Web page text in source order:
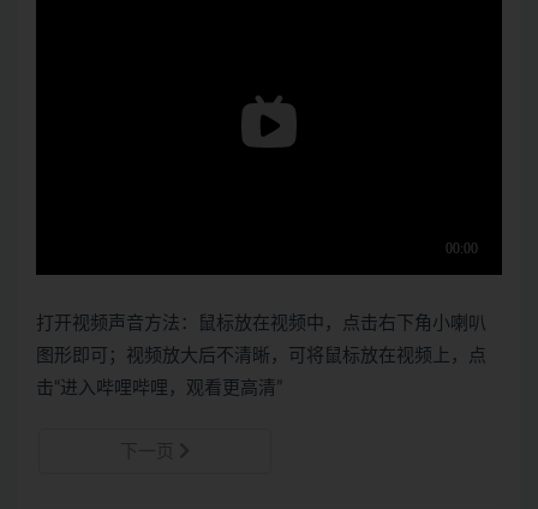
打开视频声音方法：鼠标放在视频中，点击右下角小喇叭
图形即可；视频放大后不清晰，可将鼠标放在视频上，点
击“进入哔哩哔哩，观看更高清”